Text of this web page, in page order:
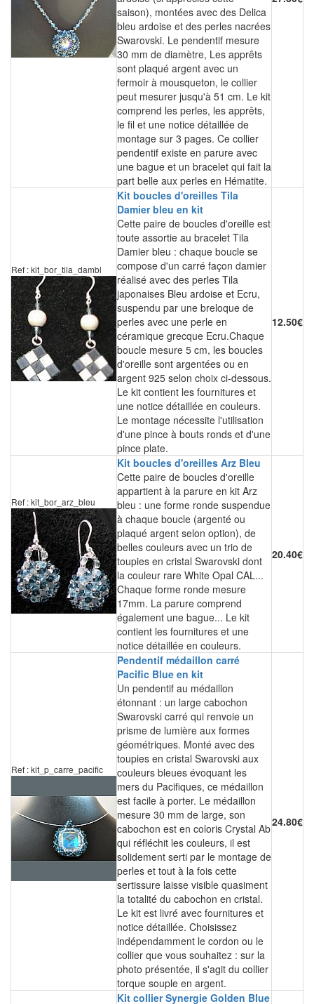
saison), montées avec des Delica
bleu ardoise et des perles nacrées
Swarovski. Le pendentif mesure
30 mm de diamètre, Les apprêts
sont plaqué argent avec un
fermoir à mousqueton, le collier
peut mesurer jusqu'à 51 cm. Le kit
comprend les perles, les apprêts,
le fil et une notice détaillée de
montage sur 3 pages. Ce collier
pendentif existe en parure avec
une bague et un bracelet qui fait la
part belle aux perles en Hématite.
Ref : kit_bor_tila_dambl
Kit boucles d'oreilles Tila
Damier bleu en kit
Cette paire de boucles d'oreille est
toute assortie au bracelet Tila
Damier bleu : chaque boucle se
compose d'un carré façon damier
réalisé avec des perles Tila
japonaises Bleu ardoise et Ecru,
suspendu par une breloque de
perles avec une perle en
céramique grecque Ecru.Chaque
boucle mesure 5 cm, les boucles
d'oreille sont argentées ou en
argent 925 selon choix ci-dessous.
Le kit contient les fournitures et
une notice détaillée en couleurs.
Le montage nécessite l'utilisation
d'une pince à bouts ronds et d'une
pince plate.
12.50€
Ref : kit_bor_arz_bleu
Kit boucles d'oreilles Arz Bleu
Cette paire de boucles d'oreille
appartient à la parure en kit Arz
bleu : une forme ronde suspendue
à chaque boucle (argenté ou
plaqué argent selon option), de
belles couleurs avec un trio de
toupies en cristal Swarovski dont
la couleur rare White Opal CAL...
Chaque forme ronde mesure
17mm. La parure comprend
également une bague... Le kit
contient les fournitures et une
notice détaillée en couleurs.
20.40€
Ref : kit_p_carre_pacific
Pendentif médaillon carré
Pacific Blue en kit
Un pendentif au médaillon
étonnant : un large cabochon
Swarovski carré qui renvoie un
prisme de lumière aux formes
géométriques. Monté avec des
toupies en cristal Swarovski aux
couleurs bleues évoquant les
mers du Pacifiques, ce médaillon
est facile à porter. Le médaillon
mesure 30 mm de large, son
cabochon est en coloris Crystal Ab
qui réfléchit les couleurs, il est
solidement serti par le montage de
perles et tout à la fois cette
sertissure laisse visible quasiment
la totalité du cabochon en cristal.
Le kit est livré avec fournitures et
notice détaillée. Choisissez
indépendamment le cordon ou le
collier que vous souhaitez : sur la
photo présentée, il s'agit du collier
torque souple en argent.
24.80€
Kit collier Synergie Golden Blue